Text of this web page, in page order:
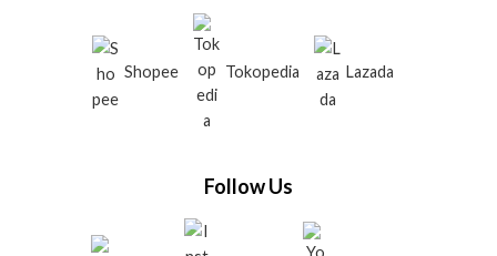
Shopee Tokopedia Lazada
Follow Us